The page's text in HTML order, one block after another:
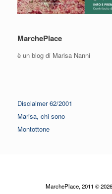
MarchePlace
è un blog di Marisa Nanni
Disclaimer 62/2001
Marisa, chi sono
Montottone
MarchePlace, 2011 ©